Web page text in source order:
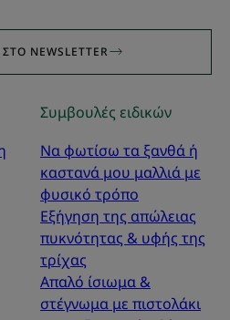
NEWSLETTER
Συμβουλές ειδικών
Να φωτίσω τα ξανθά ή
καστανά μου μαλλιά με
φυσικό τρόπο
Εξήγηση της απώλειας
πυκνότητας & υφής της
τρίχας
Απαλό ίσιωμα &
στέγνωμα με πιστολάκι